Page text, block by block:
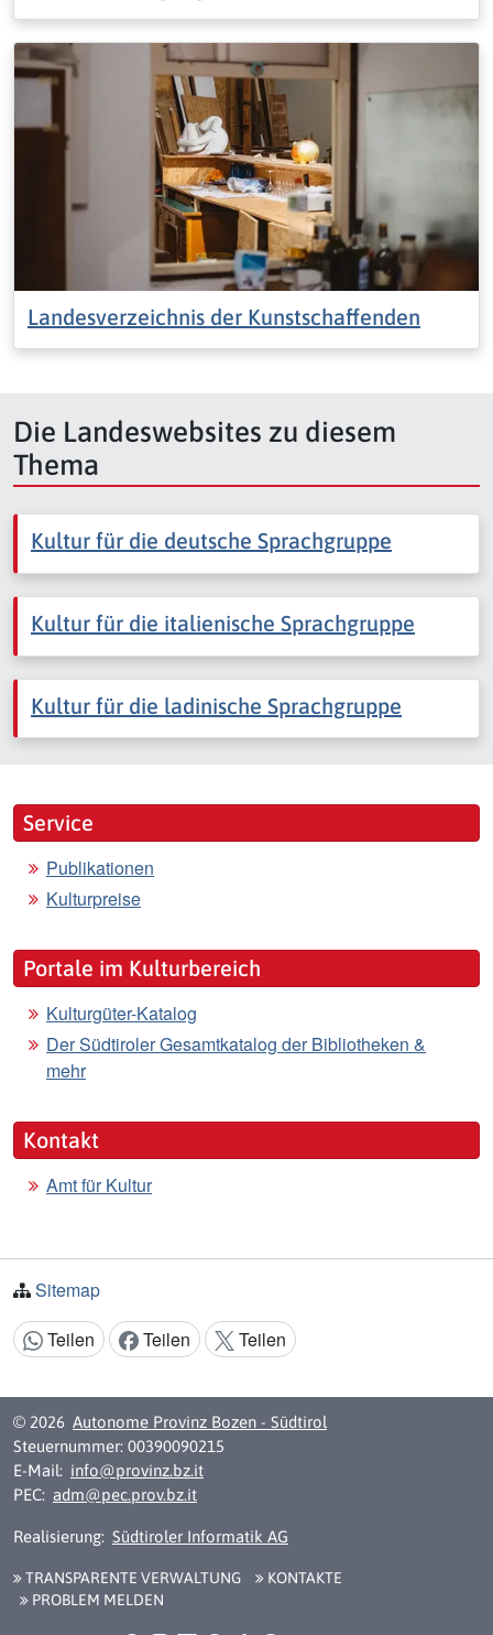
Landesverzeichnis der Kunstschaffenden
Die Landeswebsites zu diesem
Thema
Kultur für die deutsche Sprachgruppe
Kultur für die italienische Sprachgruppe
Kultur für die ladinische Sprachgruppe
Service
Publikationen
Kulturpreise
Portale im Kulturbereich
Kulturgüter-Katalog
Der Südtiroler Gesamtkatalog der Bibliotheken &
mehr
Kontakt
Amt für Kultur
Sitemap
Inhalt teilen:
Teilen Teilen Teilen
© 2026 Autonome Provinz Bozen - Südtirol
Steuernummer: 00390090215
E-Mail: info@provinz.bz.it
PEC: adm@pec.prov.bz.it
Realisierung: Südtiroler Informatik AG
TRANSPARENTE VERWALTUNG
KONTAKTE
PROBLEM MELDEN